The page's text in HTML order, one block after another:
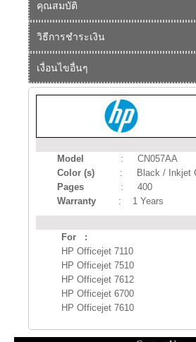
คุณสมบัติ
วิธีการชำระเงิน
เงื่อนไขอื่นๆ
Model
: CN057AA
Color (s)
: Black / Inkjet
Pages : 400
Warranty : 1 Years
For :
HP Officejet 7110
HP Officejet 7510
HP Officejet 7612
HP Officejet 6700
HP Officejet 7610